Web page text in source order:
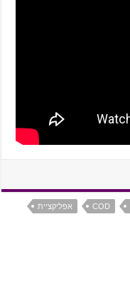
COD
אפליקציית